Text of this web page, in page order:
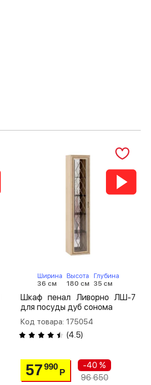
Ширина
36 см
Высота
180 см
Глубина
35 см
Шкаф пенал Ливорно ЛШ-7
для посуды дуб сонома
Код товара: 175054
(4.5)
57990
Р
-40 %
96 650